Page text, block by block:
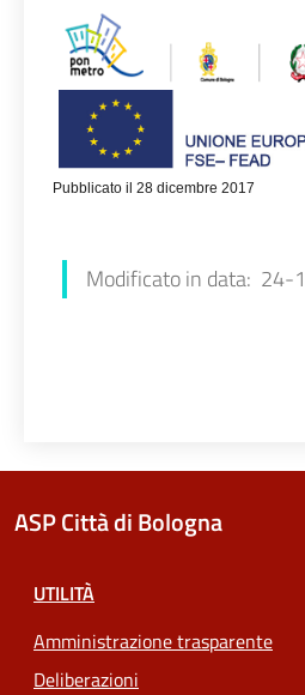
Pubblicato il 28 dicembre 2017
Modificato in data: 24-
ASP Città di Bologna
UTILITÀ
Amministrazione trasparente
Deliberazioni